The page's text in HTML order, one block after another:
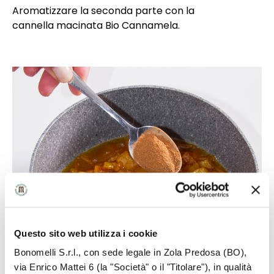
Questo sito web utilizza i cookie
Bonomelli S.r.l., con sede legale in Zola Predosa (BO),
via Enrico Mattei 6 (la "Società" o il "Titolare"), in qualità
Aromatizzare la seconda parte con la
cannella macinata Bio Cannamela.